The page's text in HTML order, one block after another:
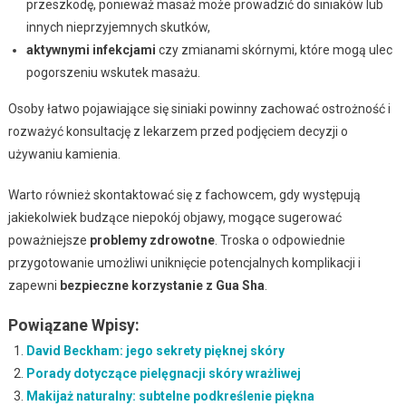
przeszkodę, ponieważ masaż może prowadzić do siniaków lub
innych nieprzyjemnych skutków,
aktywnymi infekcjami czy zmianami skórnymi, które mogą ulec
pogorszeniu wskutek masażu.
Osoby łatwo pojawiające się siniaki powinny zachować ostrożność i
rozważyć konsultację z lekarzem przed podjęciem decyzji o
używaniu kamienia.
Warto również skontaktować się z fachowcem, gdy występują
jakiekolwiek budzące niepokój objawy, mogące sugerować
poważniejsze problemy zdrowotne. Troska o odpowiednie
przygotowanie umożliwi uniknięcie potencjalnych komplikacji i
zapewni bezpieczne korzystanie z Gua Sha
Powiązane Wpisy:
David Beckham: jego sekrety pięknej skóry
Porady dotyczące pielęgnacji skóry wrażliwej
Makijaż naturalny: subtelne podkreślenie piękna